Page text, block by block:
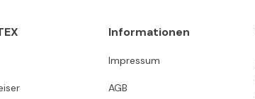
Informationen
Impressum
AGB